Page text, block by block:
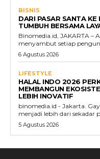
BISNIS
DARI PASAR SANTA
TUMBUH BERSAMA
Binomedia.id, JAKARTA –
menyambut setiap
6 Agustus 2026
LIFESTYLE
HALAL INDO 2026
MEMBANGUN
LEBIH INOVATIF
binomedia.id - Jakarta.
menjadi lebih dari sekadar
5 Agustus 2026